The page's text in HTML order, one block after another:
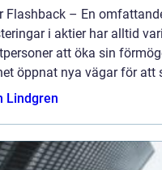
Flashback – En
i aktier har alltid
att öka sin
öppnat nya vägar för att
Lindgren